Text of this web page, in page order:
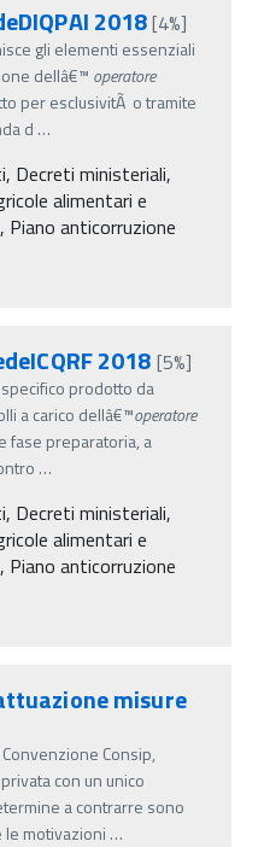
2018[4%]
gli elementi essenziali
dellâ€™ operatore
per esclusivitÃ o tramite
d …
Decreti ministeriali,
alimentari e
anticorruzione
2018 [5%]
prodotto da
a carico dellâ€™operatore
fase preparatoria, a
…
Decreti ministeriali,
alimentari e
anticorruzione
misure
Consip,
con un unico
a contrarre sono
motivazioni …